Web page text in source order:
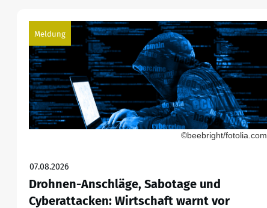
Meldung
©beebright/fotolia.com
07.08.2026
Drohnen-Anschläge, Sabotage und
Cyberattacken: Wirtschaft warnt vor